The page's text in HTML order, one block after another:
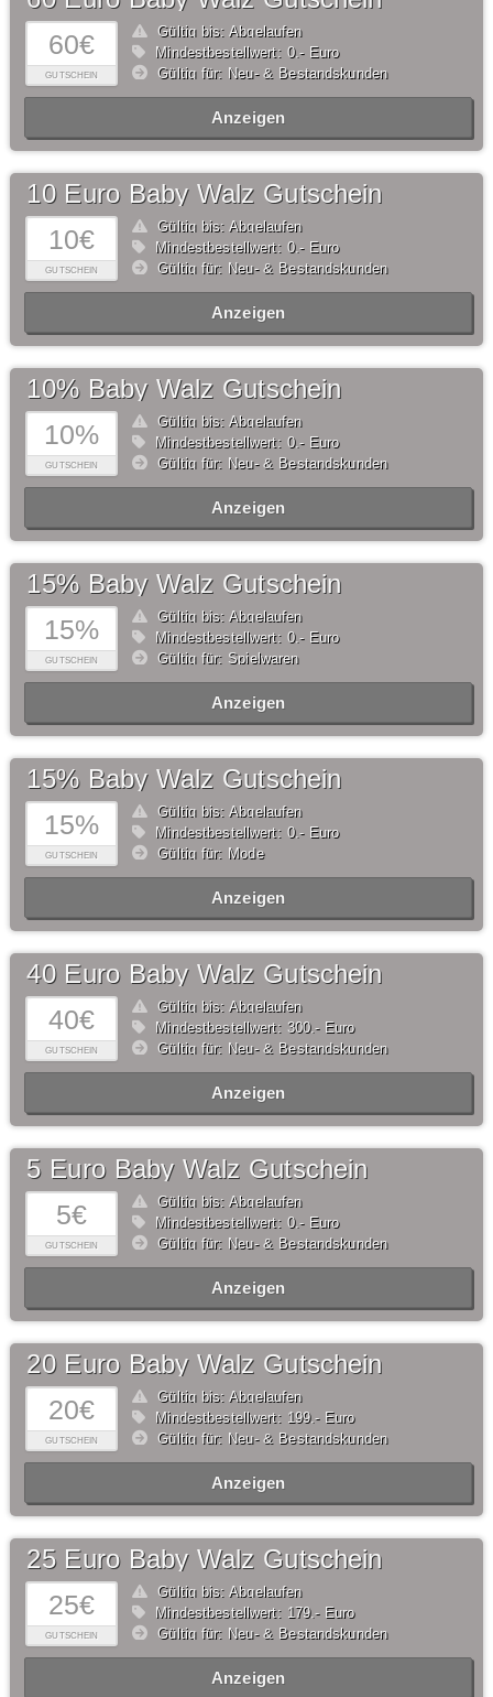
60€
GUTSCHEIN
Gültig bis: Abgelaufen
Mindestbestellwert: 0,- Euro
Gültig für: Neu- & Bestandskunden
Anzeigen
10€
GUTSCHEIN
10 Euro Baby Walz Gutschein
Gültig bis: Abgelaufen
Mindestbestellwert: 0,- Euro
Gültig für: Neu- & Bestandskunden
Anzeigen
10%
GUTSCHEIN
10% Baby Walz Gutschein
Gültig bis: Abgelaufen
Mindestbestellwert: 0,- Euro
Gültig für: Neu- & Bestandskunden
Anzeigen
15%
GUTSCHEIN
15% Baby Walz Gutschein
Gültig bis: Abgelaufen
Mindestbestellwert: 0,- Euro
Gültig für: Spielwaren
Anzeigen
15%
GUTSCHEIN
15% Baby Walz Gutschein
Gültig bis: Abgelaufen
Mindestbestellwert: 0,- Euro
Gültig für: Mode
Anzeigen
40€
GUTSCHEIN
40 Euro Baby Walz Gutschein
Gültig bis: Abgelaufen
Mindestbestellwert: 300,- Euro
Gültig für: Neu- & Bestandskunden
Anzeigen
5€
GUTSCHEIN
5 Euro Baby Walz Gutschein
Gültig bis: Abgelaufen
Mindestbestellwert: 0,- Euro
Gültig für: Neu- & Bestandskunden
Anzeigen
20€
GUTSCHEIN
20 Euro Baby Walz Gutschein
Gültig bis: Abgelaufen
Mindestbestellwert: 199,- Euro
Gültig für: Neu- & Bestandskunden
Anzeigen
25€
GUTSCHEIN
25 Euro Baby Walz Gutschein
Gültig bis: Abgelaufen
Mindestbestellwert: 179,- Euro
Gültig für: Neu- & Bestandskunden
Anzeigen